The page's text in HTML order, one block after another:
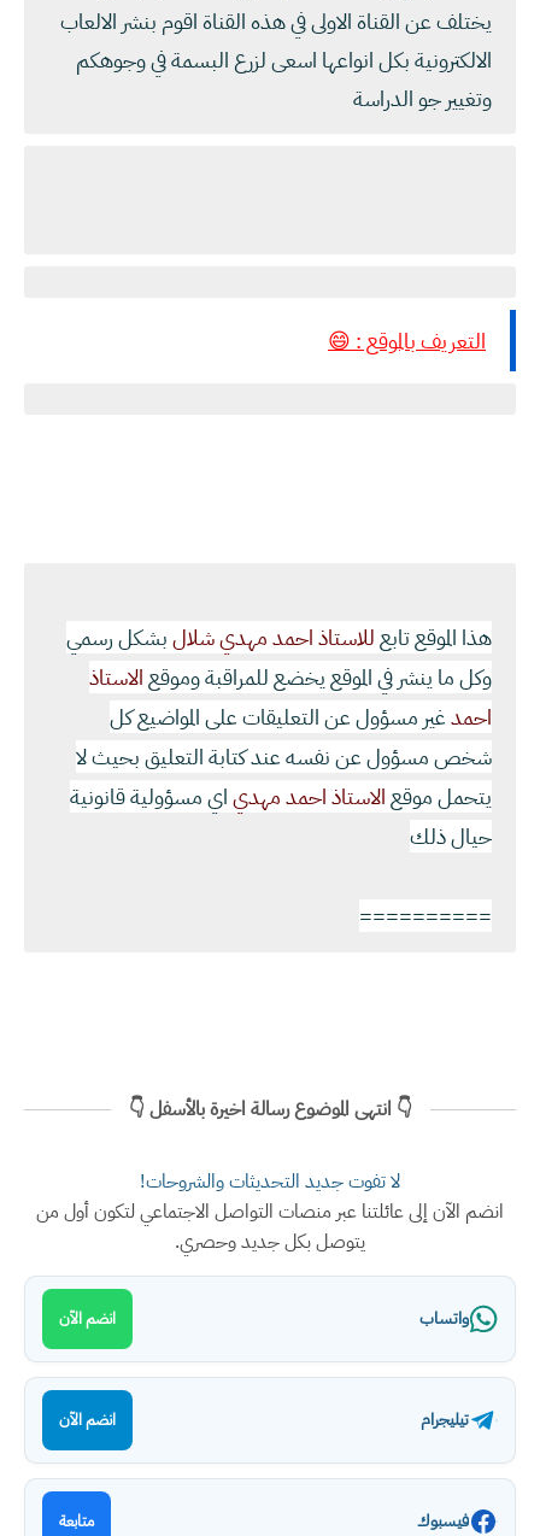
يختلف عن القناة الاولى في هذه القناة اقوم بنشر الالعاب
الالكترونية بكل انواعها اسعى لزرع البسمة في وجوهكم
وتغيير جو الدراسة
التعريف بالموقع : 😄
هذا الموقع تابعللاستاذ احمد مهدي شلالبشكل رسمي
وكل ما ينشر في الموقع يخضع للمراقبة وموقعالاستاذ
احمدغير مسؤول عن التعليقات على المواضيع كل
شخص مسؤول عن نفسه عند كتابة التعليق بحيث لا
يتحمل موقعالاستاذ احمد مهدياي مسؤولية قانونية
حيال ذلك
==========
👇 انتهى الموضوع رسالة اخيرة بالأسفل 👇
لا تفوت جديد التحديثات والشروحات!
انضم الآن إلى عائلتنا عبر منصات التواصل الاجتماعي لتكون أول من
يتوصل بكل جديد وحصري.
واتساب انضم الآن
تيليجرام انضم الآن
فيسبوك متابعة